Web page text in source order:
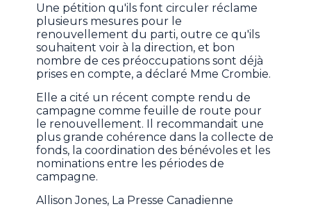
Une pétition qu'ils font circuler réclame
plusieurs mesures pour le
renouvellement du parti, outre ce qu'ils
souhaitent voir à la direction, et bon
nombre de ces préoccupations sont déjà
prises en compte, a déclaré Mme Crombie.
Elle a cité un récent compte rendu de
campagne comme feuille de route pour
le renouvellement. Il recommandait une
plus grande cohérence dans la collecte de
fonds, la coordination des bénévoles et les
nominations entre les périodes de
campagne.
Allison Jones, La Presse Canadienne